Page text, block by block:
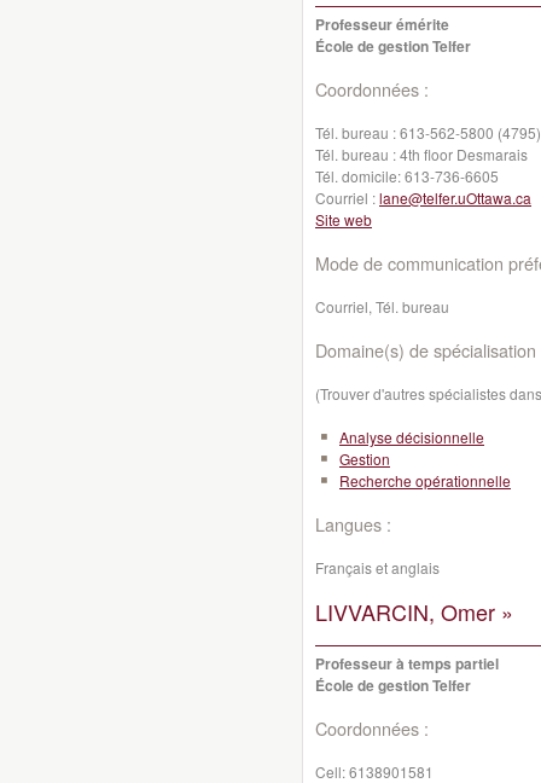
Professeur émérite
École de gestion Telfer
Coordonnées :
Tél. bureau :613-562-5800 (4795)
Tél. bureau :4th floor Desmarais
Tél. domicile:613-736-6605
Courriel :lane@telfer.uOttawa.ca
Site web
Mode de communication
Courriel, Tél. bureau
Domaine(s) de spécialisation
(Trouver d'autres spécialistes
Analyse décisionnelle
Gestion
Recherche opérationnelle
Langues :
Français et anglais
LIVVARCIN, Omer »
Professeur à temps partiel
École de gestion Telfer
Coordonnées :
Cell:6138901581